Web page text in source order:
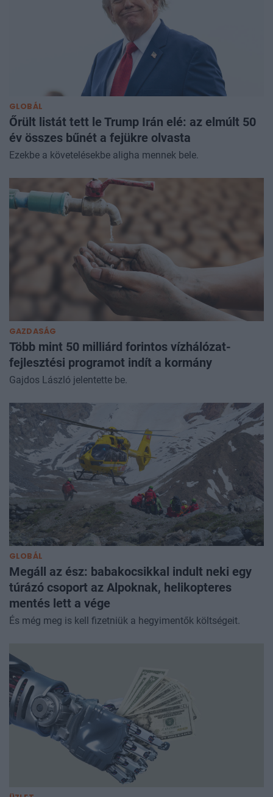
GLOBÁL
Őrült listát tett le Trump Irán elé: az elmúlt 50
év összes bűnét a fejükre olvasta
Ezekbe a követelésekbe aligha mennek bele.
GAZDASÁG
Több mint 50 milliárd forintos vízhálózat-
fejlesztési programot indít a kormány
Gajdos László jelentette be.
GLOBÁL
Megáll az ész: babakocsikkal indult neki egy
túrázó csoport az Alpoknak, helikopteres
mentés lett a vége
És még meg is kell fizetniük a hegyimentők költségeit.